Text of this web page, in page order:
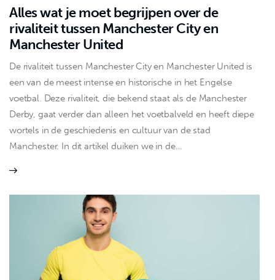
Alles wat je moet begrijpen over de
rivaliteit tussen Manchester City en
Manchester United
De rivaliteit tussen Manchester City en Manchester United is
een van de meest intense en historische in het Engelse
voetbal. Deze rivaliteit, die bekend staat als de Manchester
Derby, gaat verder dan alleen het voetbalveld en heeft diepe
wortels in de geschiedenis en cultuur van de stad
Manchester. In dit artikel duiken we in de…